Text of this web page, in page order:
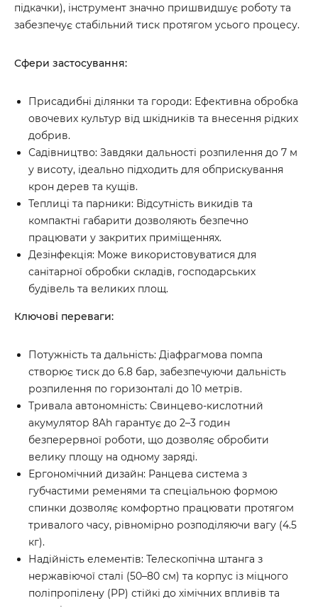
підкачки), інструмент значно пришвидшує роботу та
забезпечує стабільний тиск протягом усього процесу.
Сфери застосування:
Присадибні ділянки та городи: Ефективна обробка
овочевих культур від шкідників та внесення рідких
добрив.
Садівництво: Завдяки дальності розпилення до 7 м
у висоту, ідеально підходить для обприскування
крон дерев та кущів.
Теплиці та парники: Відсутність викидів та
компактні габарити дозволяють безпечно
працювати у закритих приміщеннях.
Дезінфекція: Може використовуватися для
санітарної обробки складів, господарських
будівель та великих площ.
Ключові переваги:
Потужність та дальність: Діафрагмова помпа
створює тиск до 6.8 бар, забезпечуючи дальність
розпилення по горизонталі до 10 метрів.
Тривала автономність: Свинцево-кислотний
акумулятор 8Ah гарантує до 2–3 годин
безперервної роботи, що дозволяє обробити
велику площу на одному заряді.
Ергономічний дизайн: Ранцева система з
губчастими ременями та спеціальною формою
спинки дозволяє комфортно працювати протягом
тривалого часу, рівномірно розподіляючи вагу (4.5
кг).
Надійність елементів: Телескопічна штанга з
нержавіючої сталі (50–80 см) та корпус із міцного
поліпропілену (PP) стійкі до хімічних впливів та